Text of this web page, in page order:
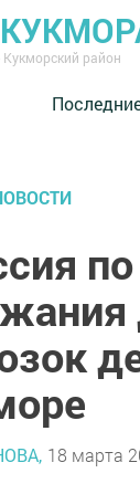
Кукморский район
18 марта